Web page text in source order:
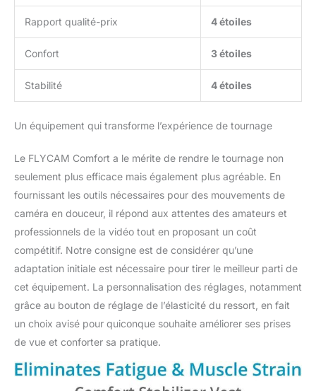
depuis 1997 : Les
de 90 pays par plus de
directeurs de la
photographie et sociétés
de location.
Rapport qualité-prix 4 étoiles
Confort 3 étoiles
Stabilité 4 étoiles
Un équipement qui transforme l’expérience de tournage
Le FLYCAM Comfort a le mérite de rendre le tournage non
seulement plus efficace mais également plus agréable. En
fournissant les outils nécessaires pour des mouvements de
caméra en douceur, il répond aux attentes des amateurs et
professionnels de la vidéo tout en proposant un coût
compétitif. Notre consigne est de considérer qu’une
adaptation initiale est nécessaire pour tirer le meilleur parti de
cet équipement. La personnalisation des réglages, notamment
grâce au bouton de réglage de l’élasticité du ressort, en fait
un choix avisé pour quiconque souhaite améliorer ses prises
de vue et conforter sa pratique.